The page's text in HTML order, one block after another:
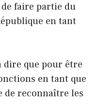
faire partie du
en tant
dire que pour être
en tant que
de reconnaître les